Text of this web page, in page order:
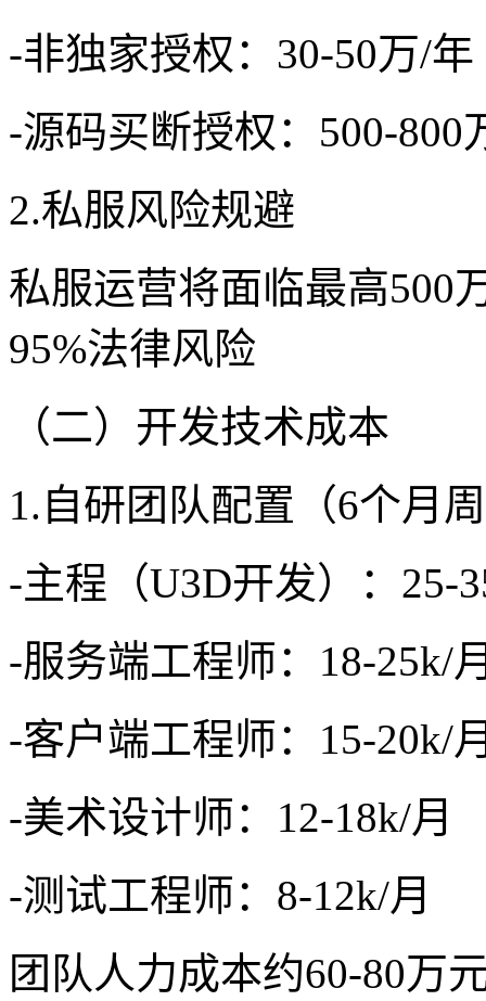
-非独家授权：30-50万/年
-源码买断授权：500-
2.私服风险规避
私服运营将面临最高500
95%法律风险
（二）开发技术成本
1.自研团队配置（6个月
-主程（U3D开发）：25-
-服务端工程师：18-25k/
-客户端工程师：15-20k/
-美术设计师：12-18k/月
-测试工程师：8-12k/月
团队人力成本约60-80万